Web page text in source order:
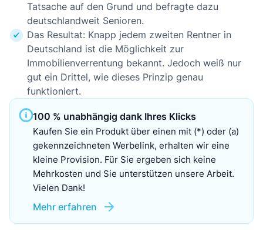
Tatsache auf den Grund und befragte dazu
deutschlandweit Senioren.
Das Resultat: Knapp jedem zweiten Rentner in
Deutschland ist die Möglichkeit zur
Immobilienverrentung bekannt. Jedoch weiß nur
gut ein Drittel, wie dieses Prinzip genau
funktioniert.
100 % unabhängig dank Ihres Klicks
Kaufen Sie ein Produkt über einen mit (*) oder (a)
gekennzeichneten Werbelink, erhalten wir eine
kleine Provision. Für Sie ergeben sich keine
Mehrkosten und Sie unterstützen unsere Arbeit.
Vielen Dank!
Mehr erfahren